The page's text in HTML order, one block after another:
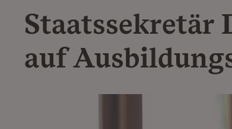
Staatssekretär
auf